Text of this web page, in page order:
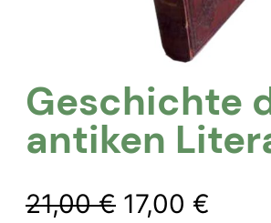
Geschichte
antiken
21,00€ 17,00 €